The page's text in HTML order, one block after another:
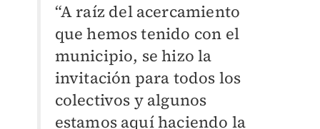
“A raíz del acercamiento
que hemos tenido con el
municipio, se hizo la
invitación para todos los
colectivos y algunos
estamos aquí haciendo la